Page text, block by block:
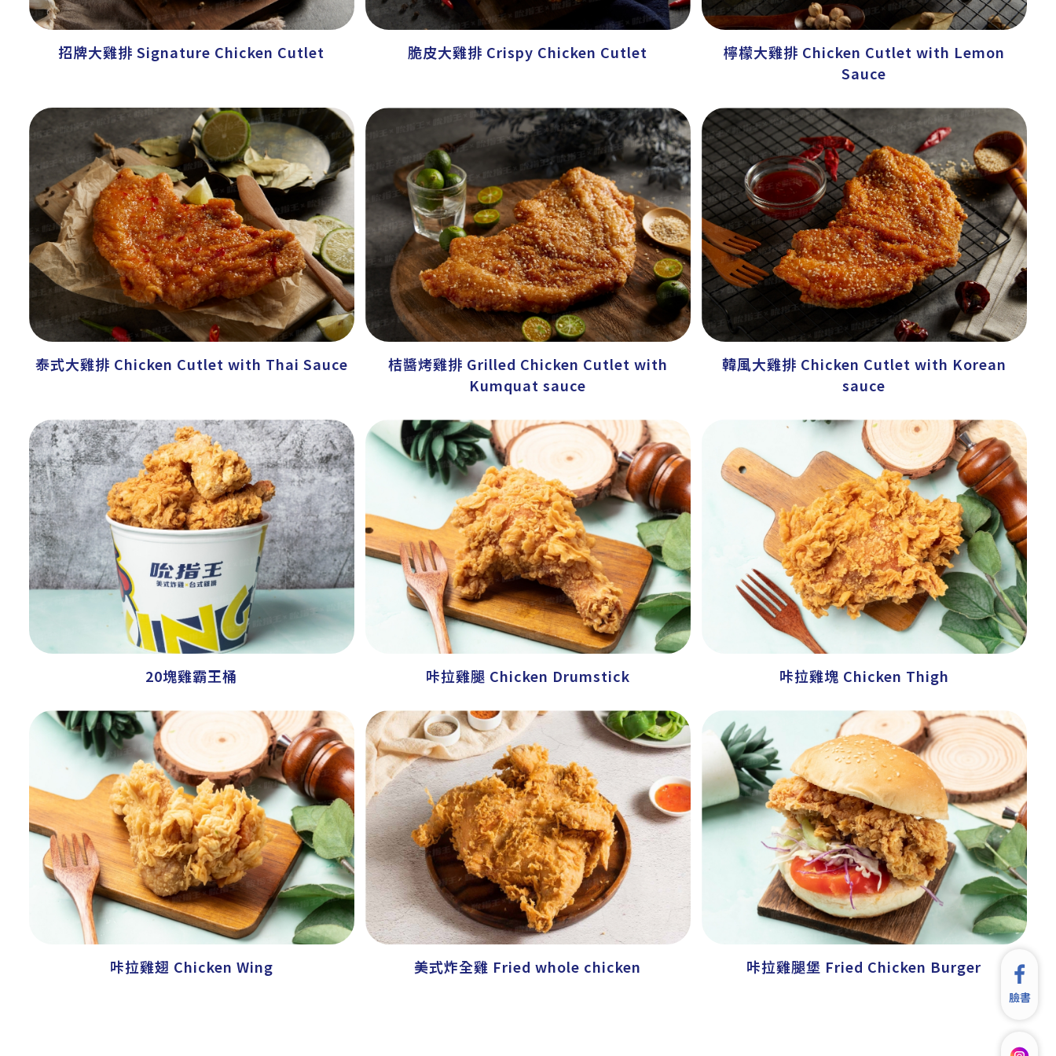
招牌大雞排 Signature Chicken Cutlet 脆皮大雞排 Crispy Chicken Cutlet
檸檬大雞排 Chicken Cutlet with Lemon
Sauce
泰式大雞排 Chicken Cutlet with Thai Sauce
桔醬烤雞排 Grilled Chicken Cutlet with
Kumquat sauce
韓風大雞排 Chicken Cutlet with Korean
sauce
20塊雞霸王桶 咔拉雞腿 Chicken Drumstick 咔拉雞塊 Chicken Thigh
咔拉雞翅 Chicken Wing 美式炸全雞 Fried whole chicken 咔拉雞腿堡 Fried Chicken Burger
臉書